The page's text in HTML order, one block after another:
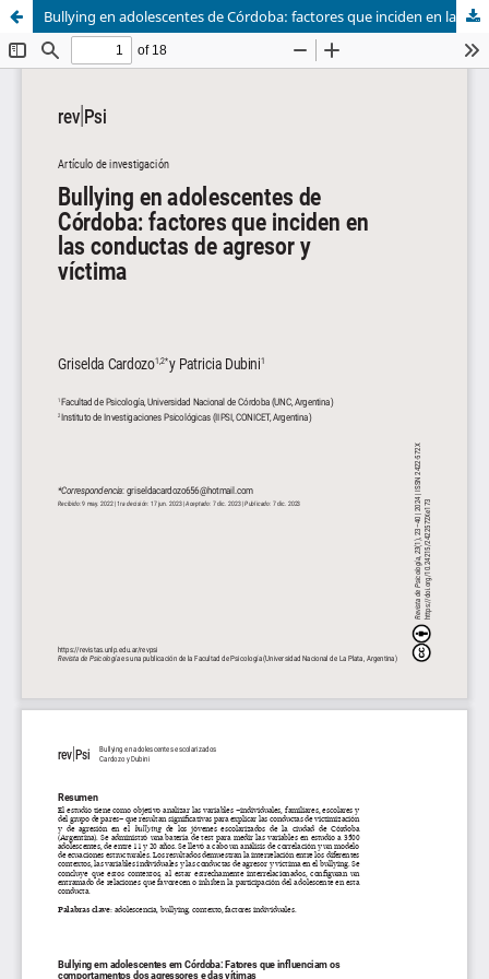
Bullying en adolescentes de Córdoba: factores que inciden en las conductas de agresor y víctima